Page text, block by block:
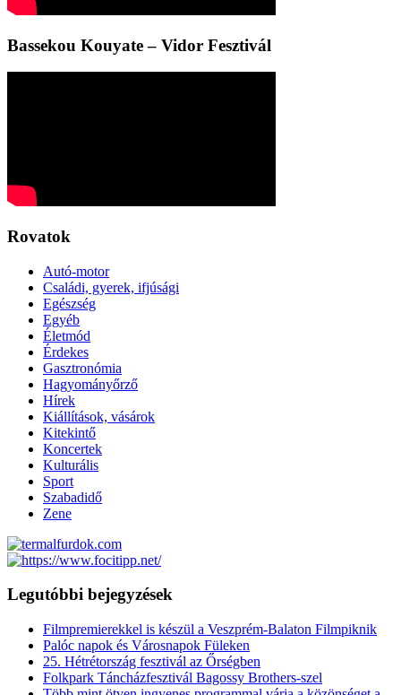
Bassekou Kouyate – Vidor Fesztivál
Rovatok
Autó-motor
Családi, gyerek, ifjúsági
Egészség
Egyéb
Életmód
Érdekes
Gasztronómia
Hagyományőrző
Hírek
Kiállítások, vásárok
Kitekintő
Koncertek
Kulturális
Sport
Szabadidő
Zene
Legutóbbi bejegyzések
Filmpremierekkel is készül a Veszprém-Balaton Filmpiknik
Palóc napok és Városnapok Füleken
25. Hétrétország fesztivál az Őrségben
Folkpark Táncházfesztivál Bagossy Brothers-szel